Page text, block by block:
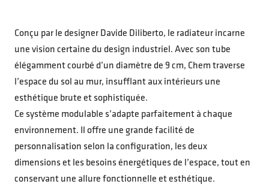
Conçu par le designer Davide Diliberto, le radiateur incarne
une vision certaine du design industriel. Avec son tube
élégamment courbé d’un diamètre de 9 cm, Chem traverse
l’espace du sol au mur, insufflant aux intérieurs une
esthétique brute et sophistiquée.
Ce système modulable s’adapte parfaitement à chaque
environnement. Il offre une grande facilité de
personnalisation selon la configuration, les deux
dimensions et les besoins énergétiques de l’espace, tout en
conservant une allure fonctionnelle et esthétique.